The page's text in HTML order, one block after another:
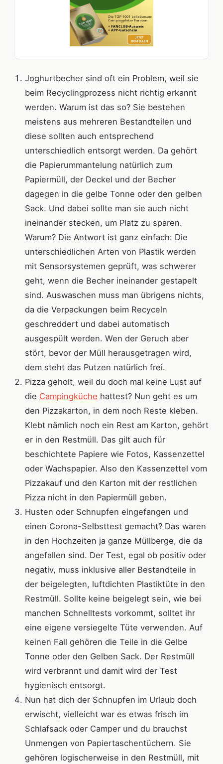
Joghurtbecher sind oft ein Problem, weil sie
beim Recyclingprozess nicht richtig erkannt
werden. Warum ist das so? Sie bestehen
meistens aus mehreren Bestandteilen und
diese sollten auch entsprechend
unterschiedlich entsorgt werden. Da gehört
die Papierummantelung natürlich zum
Papiermüll, der Deckel und der Becher
dagegen in die gelbe Tonne oder den gelben
Sack. Und dabei sollte man sie auch nicht
ineinander stecken, um Platz zu sparen.
Warum? Die Antwort ist ganz einfach: Die
unterschiedlichen Arten von Plastik werden
mit Sensorsystemen geprüft, was schwerer
geht, wenn die Becher ineinander gestapelt
sind. Auswaschen muss man übrigens nichts,
da die Verpackungen beim Recyceln
geschreddert und dabei automatisch
ausgespült werden. Wen der Geruch aber
stört, bevor der Müll herausgetragen wird,
dem steht das Putzen natürlich frei.
Pizza geholt, weil du doch mal keine Lust auf
die Campingküche hattest? Nun geht es um
den Pizzakarton, in dem noch Reste kleben.
Klebt nämlich noch ein Rest am Karton, gehört
er in den Restmüll. Das gilt auch für
beschichtete Papiere wie Fotos, Kassenzettel
oder Wachspapier. Also den Kassenzettel vom
Pizzakauf und den Karton mit der restlichen
Pizza nicht in den Papiermüll geben.
Husten oder Schnupfen eingefangen und
einen Corona-Selbsttest gemacht? Das waren
in den Hochzeiten ja ganze Müllberge, die da
angefallen sind. Der Test, egal ob positiv oder
negativ, muss inklusive aller Bestandteile in
der beigelegten, luftdichten Plastiktüte in den
Restmüll. Sollte keine beigelegt sein, wie bei
manchen Schnelltests vorkommt, solltet ihr
eine eigene versiegelte Tüte verwenden. Auf
keinen Fall gehören die Teile in die Gelbe
Tonne oder den Gelben Sack. Der Restmüll
wird verbrannt und damit wird der Test
hygienisch entsorgt.
Nun hat dich der Schnupfen im Urlaub doch
erwischt, vielleicht war es etwas frisch im
Schlafsack oder Camper und du brauchst
Unmengen von Papiertaschentüchern. Sie
gehören logischerweise in den Restmüll, mit